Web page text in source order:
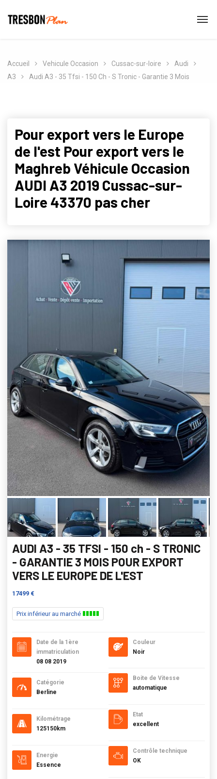
Accueil Vehicule Occasion Cussac-sur-loire
Audi
A3
Audi A3 - 35 Tfsi - 150 Ch - S Tronic - Garantie 3 Mois
Pour export vers le Europe
de l'est Pour export vers le
Maghreb Véhicule Occasion
AUDI A3 2019 Cussac-sur-
Loire 43370 pas cher
AUDI A3 - 35 TFSI - 150 ch - S TRONIC
- GARANTIE 3 MOIS POUR EXPORT
VERS LE EUROPE DE L'EST
17499 €
Prix inférieur au marché
Date de la 1ère
immatriculation
08 08 2019
Catégorie
Berline
Kilométrage
125150km
Energie
Essence
Couleur
Noir
Boite de Vitesse
automatique
Etat
excellent
Contrôle technique
OK